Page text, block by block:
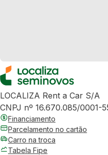
LOCALIZA Rent a Car S/A
CNPJ nº 16.670.085/0001-
Financiamento
Parcelamento no cartão
Carro na troca
Tabela Fipe